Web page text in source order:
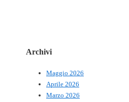
Archivi
Maggio 2026
Aprile 2026
Marzo 2026